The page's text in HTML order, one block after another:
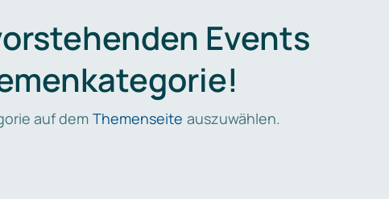
Events
auf dem Themenseite auszuwählen.